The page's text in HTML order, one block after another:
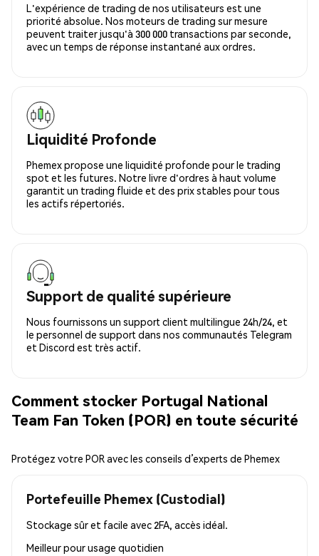
L'expérience de trading de nos utilisateurs est une
priorité absolue. Nos moteurs de trading sur mesure
peuvent traiter jusqu'à 300 000 transactions par seconde,
avec un temps de réponse instantané aux ordres.
Liquidité Profonde
Phemex propose une liquidité profonde pour le trading
spot et les futures. Notre livre d'ordres à haut volume
garantit un trading fluide et des prix stables pour tous
les actifs répertoriés.
Support de qualité supérieure
Nous fournissons un support client multilingue 24h/24, et
le personnel de support dans nos communautés Telegram
et Discord est très actif.
Comment stocker Portugal National
Team Fan Token (POR) en toute sécurité
Protégez votre POR avec les conseils d’experts de Phemex
Portefeuille Phemex (Custodial)
Stockage sûr et facile avec 2FA, accès idéal.
Meilleur pourusage quotidien